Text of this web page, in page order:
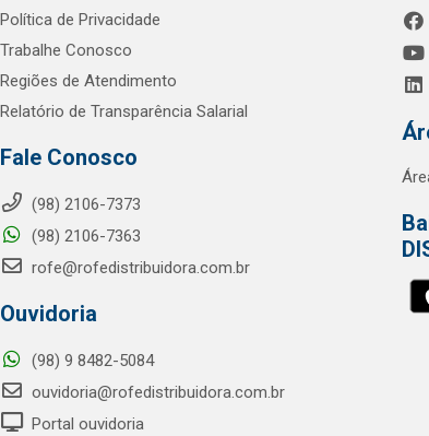
Política de Privacidade
Trabalhe Conosco
Regiões de Atendimento
Relatório de Transparência Salarial
Fale Conosco
(98) 2106-7373
(98) 2106-7363
rofe@rofedistribuidora.com.br
Ouvidoria
(98) 9 8482-5084
ouvidoria@rofedistribuidora.com.br
Portal ouvidoria